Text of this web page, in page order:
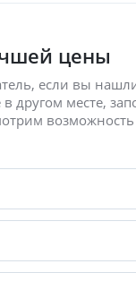
цены
если вы
другом месте,